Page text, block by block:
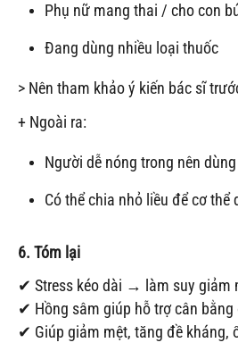
Phụ nữ mang thai / cho con
Đang dùng nhiều loại thuốc
> Nên tham khảo ý kiến bác sĩ
+ Ngoài ra:
Người dễ nóng trong nên
Có thể chia nhỏ liều để cơ thể
6. Tóm lại
✔ Stress kéo dài → làm suy giảm
✔ Hồng sâm giúp hỗ trợ cân bằng
✔ Giúp giảm mệt, tăng đề kháng,